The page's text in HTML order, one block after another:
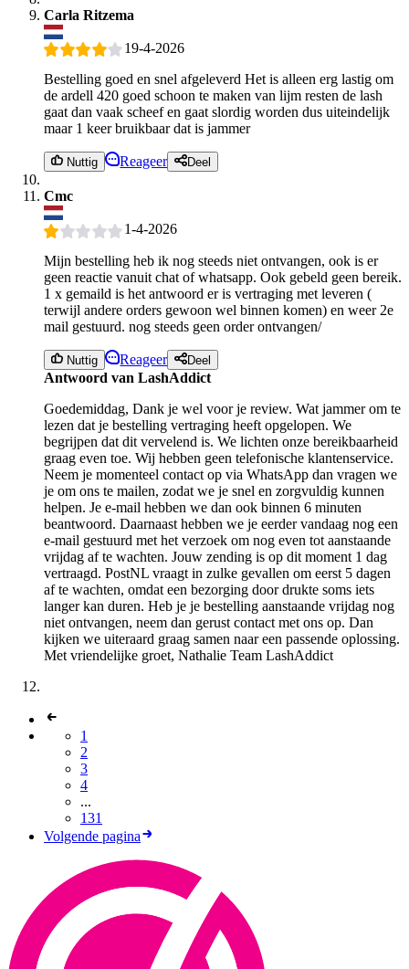
Carla Ritzema
19-4-2026
Bestelling goed en snel afgeleverd Het is alleen erg lastig om
de ardell 420 goed schoon te maken van lijm resten de lash
gaat dan vaak scheef en gaat slordig worden dus uiteindelijk
maar 1 keer bruikbaar dat is jammer
Nuttig Reageer Deel
Cmc
1-4-2026
Mijn bestelling heb ik nog steeds niet ontvangen, ook is er
geen reactie vanuit chat of whatsapp. Ook gebeld geen bereik.
1 x gemaild is het antwoord er is vertraging met leveren (
terwijl andere orders gewoon wel binnen komen) en weer 2e
mail gestuurd. nog steeds geen order ontvangen/
Nuttig Reageer Deel
Antwoord van LashAddict
Goedemiddag, Dank je wel voor je review. Wat jammer om te
lezen dat je bestelling vertraging heeft opgelopen. We
begrijpen dat dit vervelend is. We lichten onze bereikbaarheid
graag even toe. Wij hebben geen telefonische klantenservice.
Neem je momenteel contact op via WhatsApp dan vragen we
je om ons te mailen, zodat we je snel en zorgvuldig kunnen
helpen. Je e-mail hebben we dan ook binnen 6 minuten
beantwoord. Daarnaast hebben we je eerder vandaag nog een
e-mail gestuurd met het verzoek om nog even tot aanstaande
vrijdag af te wachten. Jouw zending is op dit moment 1 dag
vertraagd. PostNL vraagt in zulke gevallen om eerst 5 dagen
af te wachten, omdat een bezorging door drukte soms iets
langer kan duren. Heb je je bestelling aanstaande vrijdag nog
niet ontvangen, neem dan gerust contact met ons op. Dan
kijken we uiteraard graag samen naar een passende oplossing.
Met vriendelijke groet, Nathalie Team LashAddict
1
2
3
4
...
131
Volgende pagina